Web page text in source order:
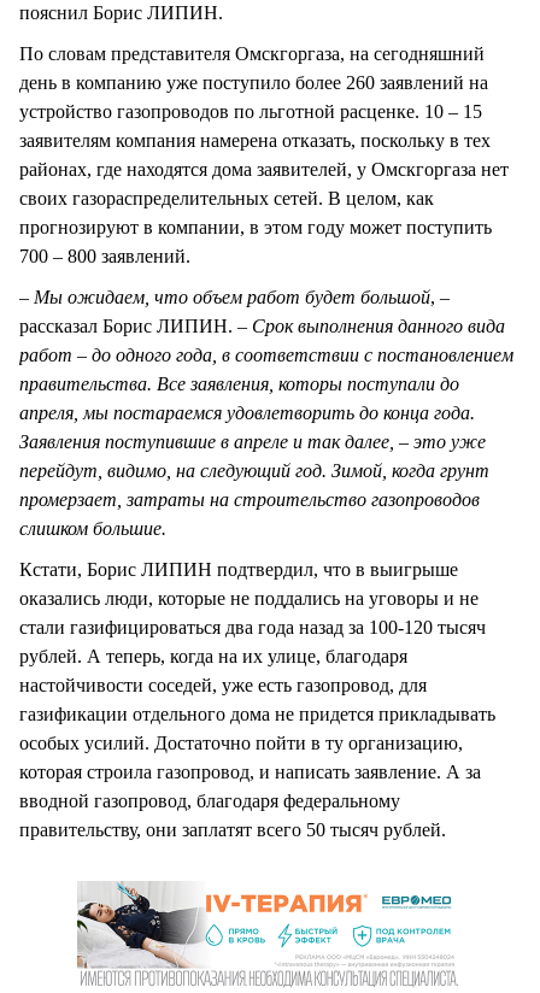
пояснил Борис ЛИПИН.
По словам представителя Омскгоргаза, на сегодняшний
день в компанию уже поступило более 260 заявлений на
устройство газопроводов по льготной расценке. 10 – 15
заявителям компания намерена отказать, поскольку в тех
районах, где находятся дома заявителей, у Омскгоргаза нет
своих газораспределительных сетей. В целом, как
прогнозируют в компании, в этом году может поступить
700 – 800 заявлений.
– Мы ожидаем, что объем работ будет большой, –
рассказал Борис ЛИПИН. – Срок выполнения данного вида
работ – до одного года, в соответствии с постановлением
правительства. Все заявления, которы поступали до
апреля, мы постараемся удовлетворить до конца года.
Заявления поступившие в апреле и так далее, – это уже
перейдут, видимо, на следующий год. Зимой, когда грунт
промерзает, затраты на строительство газопроводов
слишком большие.
Кстати, Борис ЛИПИН подтвердил, что в выигрыше
оказались люди, которые не поддались на уговоры и не
стали газифицироваться два года назад за 100-120 тысяч
рублей. А теперь, когда на их улице, благодаря
настойчивости соседей, уже есть газопровод, для
газификации отдельного дома не придется прикладывать
особых усилий. Достаточно пойти в ту организацию,
которая строила газопровод, и написать заявление. А за
вводной газопровод, благодаря федеральному
правительству, они заплатят всего 50 тысяч рублей.